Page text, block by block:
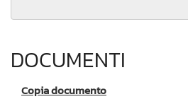
DOCUMENTI
Copia documento